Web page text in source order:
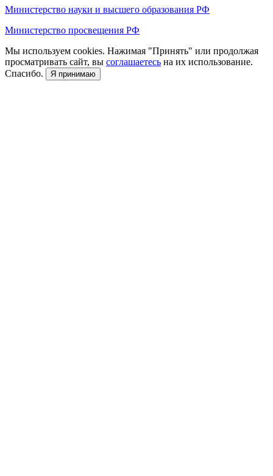
Министерство науки и высшего образования РФ
Министерство просвещения РФ
Мы используем cookies. Нажимая "Принять" или продолжая
просматривать сайт, вы соглашаетесь на их использование.
Спасибо.
Я принимаю